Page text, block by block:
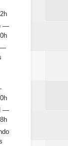
—
—
—